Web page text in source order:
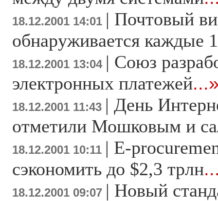
18.12.2001 14:01 | Почтовый
обнаруживается каждые
18.12.2001 13:04 | Союз
электронных платежей
18.12.2001 11:43 | День
отметили Мошковым и
18.12.2001 10:11 | E-
сэкономить до $2,3 трлн
18.12.2001 09:07 | Новый